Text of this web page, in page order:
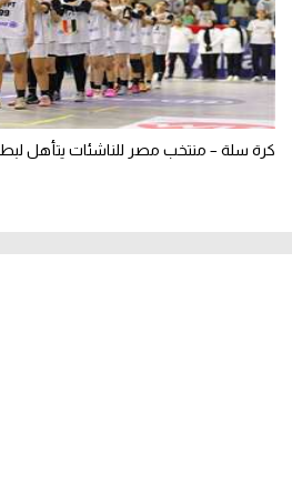
كرة سلة – منتخب مصر للناشئات يتأهل